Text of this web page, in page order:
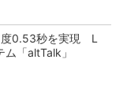
度0.53秒を実現 L
「altTalk」